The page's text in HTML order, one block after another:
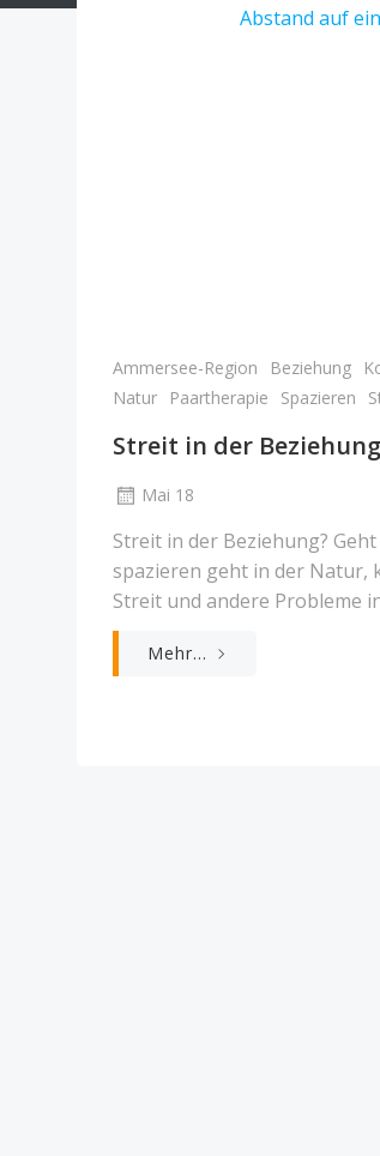
Ammersee-Region Beziehung
Natur
Paartherapie Spazieren
Streit in der
Mai 18
Streit in der Beziehung?
spazieren geht in der Natur,
Streit und andere Probleme
Mehr...